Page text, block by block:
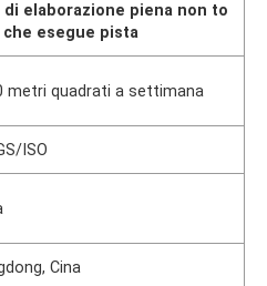
di elaborazione piena non to
che esegue pista
metri quadrati a settimana
ISO
Cina